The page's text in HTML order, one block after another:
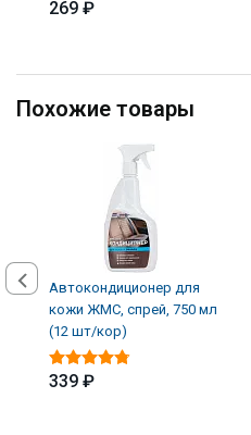
269 ₽
Похожие товары
Автокондиционер для
кожи ЖМС, спрей, 750 мл
(12 шт/кор)
339 ₽